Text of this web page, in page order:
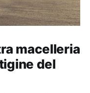
macelleria
del